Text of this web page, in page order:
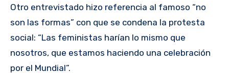
Otro entrevistado hizo referencia al famoso “no
son las formas” con que se condena la protesta
social: “Las feministas harían lo mismo que
nosotros, que estamos haciendo una celebración
por el Mundial”.